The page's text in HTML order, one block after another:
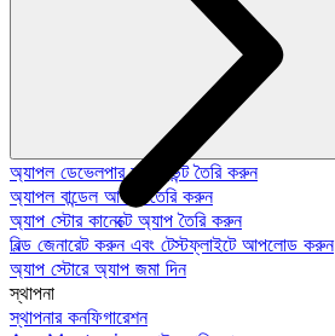
অ্যাপল ডেভেলপার অ্যাকাউন্ট তৈরি করুন
অ্যাপল বান্ডেল আইডি তৈরি করুন
অ্যাপ স্টোর কানেক্টে অ্যাপ তৈরি করুন
বিল্ড জেনারেট করুন এবং টেস্টফ্লাইটে আপলোড করুন
অ্যাপ স্টোরে অ্যাপ জমা দিন
স্থাপনা
স্থাপনার কনফিগারেশন